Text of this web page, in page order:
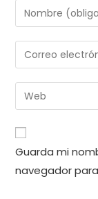
Introduce
tu
nombre
de
usuario
para
comentar
Introduce
tu
dirección
de
electrónico
para
comentar
Introduce
la
URL
de
tu
web
Guarda mi
navegador